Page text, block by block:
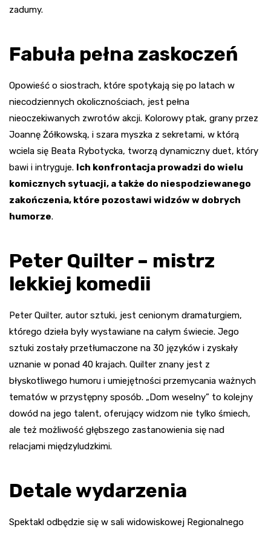
zadumy.
Fabuła pełna zaskoczeń
Opowieść o siostrach, które spotykają się po latach w
niecodziennych okolicznościach, jest pełna
nieoczekiwanych zwrotów akcji. Kolorowy ptak, grany przez
Joannę Żółkowską, i szara myszka z sekretami, w którą
wciela się Beata Rybotycka, tworzą dynamiczny duet, który
bawi i intryguje. Ich konfrontacja prowadzi do wielu
komicznych sytuacji, a także do niespodziewanego
zakończenia, które pozostawi widzów w dobrych
humorze.
Peter Quilter – mistrz
lekkiej komedii
Peter Quilter, autor sztuki, jest cenionym dramaturgiem,
którego dzieła były wystawiane na całym świecie. Jego
sztuki zostały przetłumaczone na 30 języków i zyskały
uznanie w ponad 40 krajach. Quilter znany jest z
błyskotliwego humoru i umiejętności przemycania ważnych
tematów w przystępny sposób. „Dom weselny” to kolejny
dowód na jego talent, oferujący widzom nie tylko śmiech,
ale też możliwość głębszego zastanowienia się nad
relacjami międzyludzkimi.
Detale wydarzenia
Spektakl odbędzie się w sali widowiskowej Regionalnego